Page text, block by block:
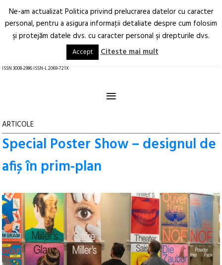
Arhitectură.
Oraș.
RO EN
ISSN 3008-2986 ISSN-L 2069-721X
≡
ARTICOLE
Special Poster Show – designul de
afiș în prim-plan
Ne-am actualizat Politica privind prelucrarea datelor cu caracter
personal, pentru a asigura informaţii detaliate despre cum folosim
şi protejăm datele dvs. cu caracter personal şi drepturile dvs.
Accept Citeste mai mult